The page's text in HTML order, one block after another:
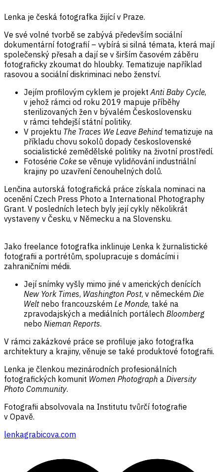
Lenka je česká fotografka žijící v Praze.
Ve své volné tvorbě se zabývá především sociální
dokumentární fotografií – vybírá si silná témata, která mají
společenský přesah a dají se v širším časovém záběru
fotograficky zkoumat do hloubky. Tematizuje například
rasovou a sociální diskriminaci nebo ženství.
Jejím profilovým cyklem je projekt Anti Baby Cycle,
v jehož rámci od roku 2019 mapuje příběhy
sterilizovaných žen v bývalém Československu
v rámci tehdejší státní politiky.
V projektu The Traces We Leave Behindtematizuje na
příkladu chovu sokolů dopady československé
socialistické zemědělské politiky na životní prostředí.
Fotosérie Coke se věnuje vylidňování industriální
krajiny po uzavření čenouhelných dolů.
Lenčina autorská fotografická práce získala nominaci na
ocenění Czech Press Photo a International Photography
Grant. V posledních letech byly její cykly několikrát
vystaveny v Česku, v Německu a na Slovensku.
Jako freelance fotografka inklinuje Lenka k žurnalistické
fotografii a portrétům, spolupracuje s domácími i
zahraničními médii.
Její snímky vyšly mimo jiné v amerických denících
New York Times, Washington Post, v německém Die
Weltnebo francouzském Le Monde, také na
zpravodajských a mediálních portálech Bloomberg
nebo Nieman Reports.
V rámci zakázkové práce se profiluje jako fotografka
architektury a krajiny, věnuje se také produktové fotografii.
Lenka je členkou mezinárodních profesionálních
fotografických komunit Women Photograph a Diversity
Photo Community.
Fotografii absolvovala na Institutu tvůrčí fotografie
v Opavě.
lenkagrabicova.com